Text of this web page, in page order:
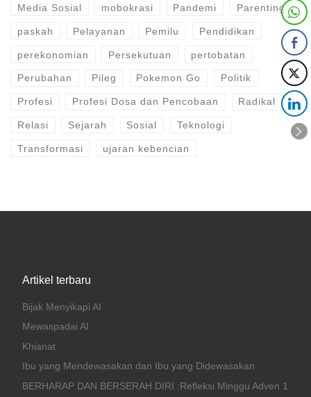
Media Sosial mobokrasi Pandemi Parenting
paskah Pelayanan Pemilu Pendidikan
perekonomian Persekutuan pertobatan
Perubahan Pileg Pokemon Go Politik
Profesi Profesi Dosa dan Pencobaan Radikal
Relasi Sejarah Sosial Teknologi
Transformasi ujaran kebencian
Artikel terbaru
Bijak Menyikapi AI
Mewaspadai AI
Khianat
Ibu yang Mendewasakan dan Ibu yang Didewasakan
BERHARAP DAN BERSERAH DIRI :Refleksi Minggu Adven 1